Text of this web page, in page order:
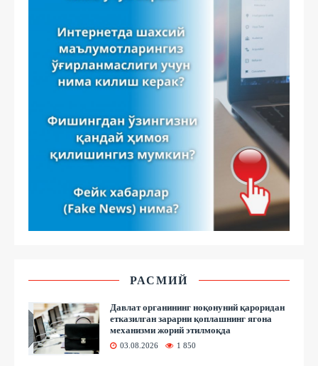
РАСМИЙ
Давлат органининг ноқонуний қароридан
етказилган зарарни қоплашнинг ягона
механизми жорий этилмоқда
03.08.2026 1 850